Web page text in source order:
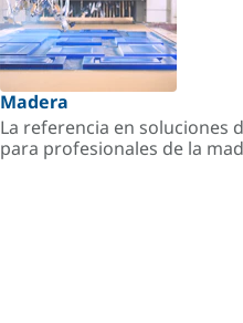
Madera
La referencia en soluciones
para profesionales de la